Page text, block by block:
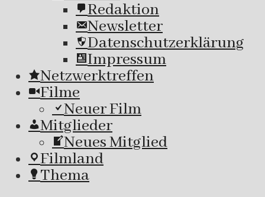
Redaktion
Newsletter
Datenschutzerklärung
Impressum
Netzwerktreffen
Filme
Neuer Film
Mitglieder
Neues Mitglied
Filmland
Thema